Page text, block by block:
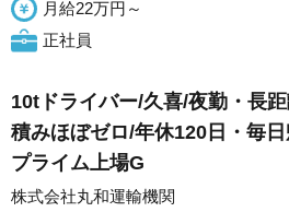
月給22万円～
正社員
10tドライバー/久喜/夜勤・長
積みほぼゼロ/年休120日・毎
プライム上場G
株式会社丸和運輸機関